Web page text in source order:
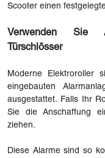
Scooter einen
Verwenden Sie
Türschlösser
Moderne Elektroroller
eingebauten
ausgestattet. Falls Ihr
Sie die Anschaffung
ziehen.
Diese Alarme sind so